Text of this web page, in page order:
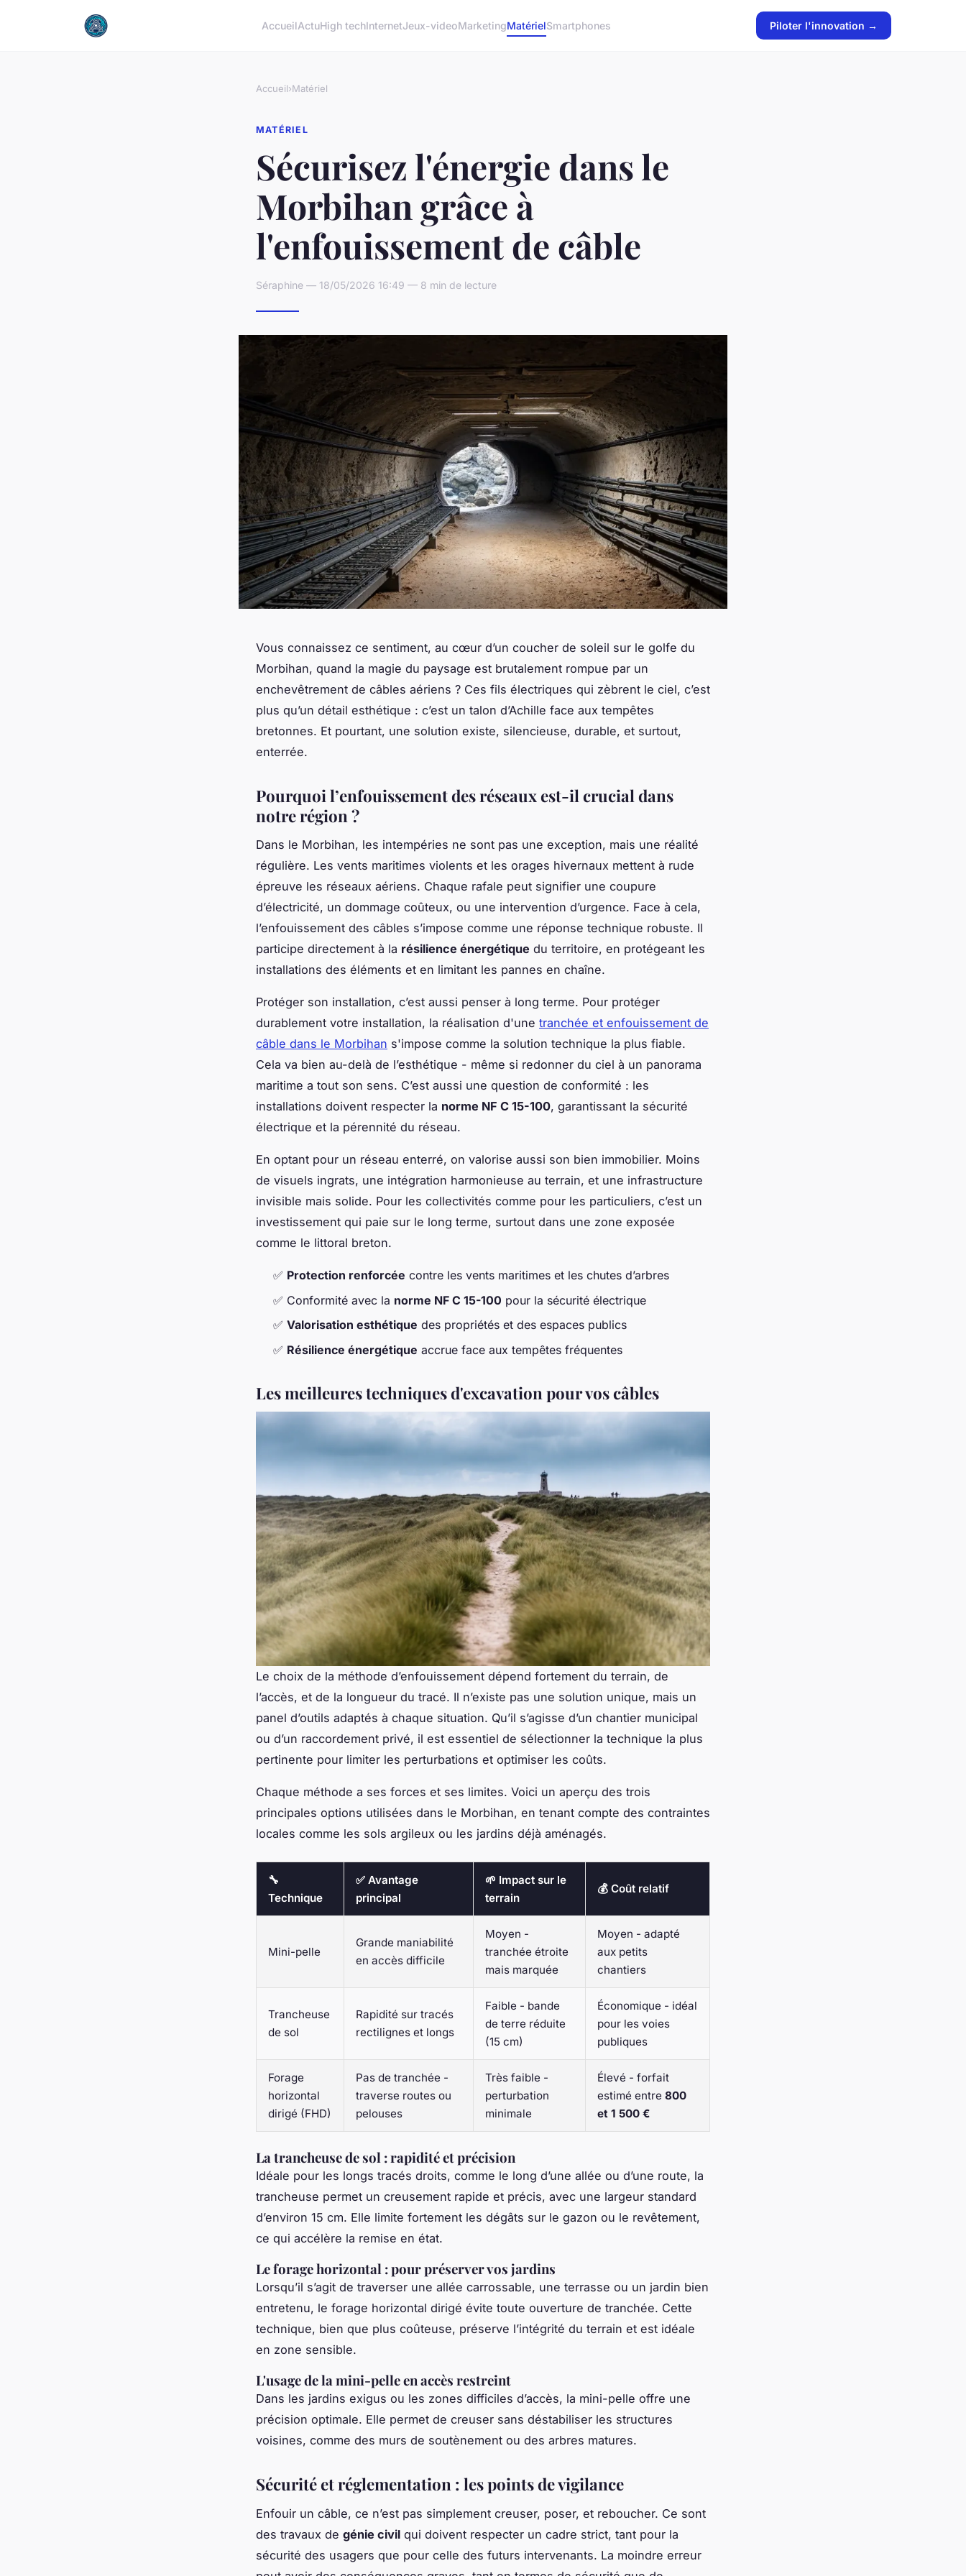
AccueilActuHigh techInternetJeux-videoMarketingMatérielSmartphones Piloter l'innovation →
Accueil›Matériel
MATÉRIEL
Sécurisez l'énergie dans le
Morbihan grâce à
l'enfouissement de câble
Séraphine — 18/05/2026 16:49 — 8 min de lecture
Vous connaissez ce sentiment, au cœur d’un coucher de soleil sur le golfe du
Morbihan, quand la magie du paysage est brutalement rompue par un
enchevêtrement de câbles aériens ? Ces fils électriques qui zèbrent le ciel, c’est
plus qu’un détail esthétique : c’est un talon d’Achille face aux tempêtes
bretonnes. Et pourtant, une solution existe, silencieuse, durable, et surtout,
enterrée.
Pourquoi l’enfouissement des réseaux est-il crucial dans
notre région ?
Dans le Morbihan, les intempéries ne sont pas une exception, mais une réalité
régulière. Les vents maritimes violents et les orages hivernaux mettent à rude
épreuve les réseaux aériens. Chaque rafale peut signifier une coupure
d’électricité, un dommage coûteux, ou une intervention d’urgence. Face à cela,
l’enfouissement des câbles s’impose comme une réponse technique robuste. Il
participe directement à la résilience énergétique du territoire, en protégeant les
installations des éléments et en limitant les pannes en chaîne.
Protéger son installation, c’est aussi penser à long terme. Pour protéger
durablement votre installation, la réalisation d'une tranchée et enfouissement de
câble dans le Morbihan s'impose comme la solution technique la plus fiable.
Cela va bien au-delà de l’esthétique - même si redonner du ciel à un panorama
maritime a tout son sens. C’est aussi une question de conformité : les
installations doivent respecter la norme NF C 15-100, garantissant la sécurité
électrique et la pérennité du réseau.
En optant pour un réseau enterré, on valorise aussi son bien immobilier. Moins
de visuels ingrats, une intégration harmonieuse au terrain, et une infrastructure
invisible mais solide. Pour les collectivités comme pour les particuliers, c’est un
investissement qui paie sur le long terme, surtout dans une zone exposée
comme le littoral breton.
✅ Protection renforcée contre les vents maritimes et les chutes d’arbres
✅ Conformité avec la norme NF C 15-100 pour la sécurité électrique
✅ Valorisation esthétique des propriétés et des espaces publics
✅ Résilience énergétique accrue face aux tempêtes fréquentes
Les meilleures techniques d'excavation pour vos câbles
Le choix de la méthode d’enfouissement dépend fortement du terrain, de
l’accès, et de la longueur du tracé. Il n’existe pas une solution unique, mais un
panel d’outils adaptés à chaque situation. Qu’il s’agisse d’un chantier municipal
ou d’un raccordement privé, il est essentiel de sélectionner la technique la plus
pertinente pour limiter les perturbations et optimiser les coûts.
Chaque méthode a ses forces et ses limites. Voici un aperçu des trois
principales options utilisées dans le Morbihan, en tenant compte des contraintes
locales comme les sols argileux ou les jardins déjà aménagés.
🔧
Technique
✅ Avantage
principal
🌱 Impact sur le
terrain
💰 Coût relatif
Mini-pelle
Grande maniabilité
en accès difficile
Moyen -
tranchée étroite
mais marquée
Moyen - adapté
aux petits
chantiers
Trancheuse
de sol
Rapidité sur tracés
rectilignes et longs
Faible - bande
de terre réduite
(15 cm)
Économique - idéal
pour les voies
publiques
Forage
horizontal
dirigé (FHD)
Pas de tranchée -
traverse routes ou
pelouses
Très faible -
perturbation
minimale
Élevé - forfait
estimé entre 800
et 1 500 €
La trancheuse de sol : rapidité et précision
Idéale pour les longs tracés droits, comme le long d’une allée ou d’une route, la
trancheuse permet un creusement rapide et précis, avec une largeur standard
d’environ 15 cm. Elle limite fortement les dégâts sur le gazon ou le revêtement,
ce qui accélère la remise en état.
Le forage horizontal : pour préserver vos jardins
Lorsqu’il s’agit de traverser une allée carrossable, une terrasse ou un jardin bien
entretenu, le forage horizontal dirigé évite toute ouverture de tranchée. Cette
technique, bien que plus coûteuse, préserve l’intégrité du terrain et est idéale
en zone sensible.
L'usage de la mini-pelle en accès restreint
Dans les jardins exigus ou les zones difficiles d’accès, la mini-pelle offre une
précision optimale. Elle permet de creuser sans déstabiliser les structures
voisines, comme des murs de soutènement ou des arbres matures.
Sécurité et réglementation : les points de vigilance
Enfouir un câble, ce n’est pas simplement creuser, poser, et reboucher. Ce sont
des travaux de génie civil qui doivent respecter un cadre strict, tant pour la
sécurité des usagers que pour celle des futurs intervenants. La moindre erreur